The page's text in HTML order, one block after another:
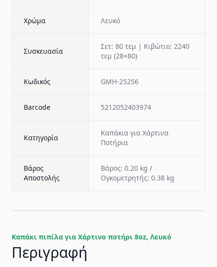
Χρώμα Λευκό
Συσκευασία
Σετ: 80 τεμ | Κιβώτιο: 2240
τεμ (28×80)
Κωδικός GMH-25256
Barcode 5212052403974
Κατηγορία
Καπάκια για Χάρτινα
Ποτήρια
Βάρος
Αποστολής
Βάρος: 0.20 kg /
Ογκομετρητής: 0.38 kg
Καπάκι πιπίλα για Χάρτινο ποτήρι 8oz, Λευκό
Περιγραφή